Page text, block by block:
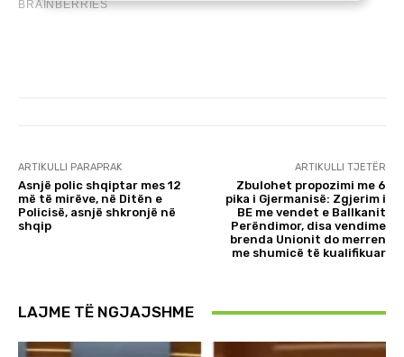
ARTIKULLI PARAPRAK
Asnjë polic shqiptar mes 12
më të mirëve, në Ditën e
Policisë, asnjë shkronjë në
shqip
ARTIKULLI TJETËR
Zbulohet propozimi me 6
pika i Gjermanisë: Zgjerim i
BE me vendet e Ballkanit
Perëndimor, disa vendime
brenda Unionit do merren
me shumicë të kualifikuar
LAJME TË NGJAJSHME